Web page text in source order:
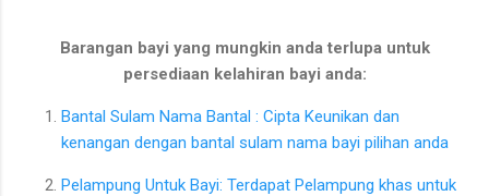
Barangan bayi yang mungkin anda terlupa untuk
persediaan kelahiran bayi anda:
Bantal Sulam Nama Bantal : Cipta Keunikan dan
kenangan dengan bantal sulam nama bayi pilihan anda
Pelampung Untuk Bayi: Terdapat Pelampung khas untuk